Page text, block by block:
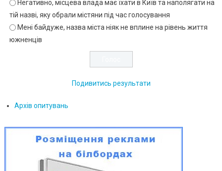
Негативно, місцева влада має їхати в Київ та наполягати на
тій назві, яку обрали містяни під час голосування
Мені байдуже, назва міста ніяк не вплине на рівень життя
южненців
Подивитись результати
Архів опитувань